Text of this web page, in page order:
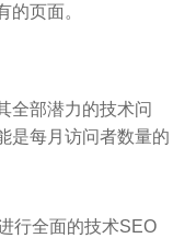
的页面。
全部潜力的技术问
是每月访问者数量的
行全面的技术SEO